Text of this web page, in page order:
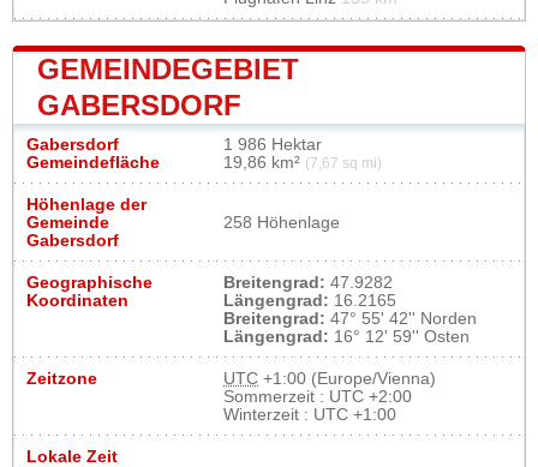
GEMEINDEGEBIET
GABERSDORF
Gabersdorf
Gemeindefläche
1 986 Hektar
19,86 km² (7,67 sq mi)
Höhenlage der
Gemeinde
Gabersdorf
258 Höhenlage
Geographische
Koordinaten
Breitengrad: 47.9282
Längengrad: 16.2165
Breitengrad: 47° 55' 42'' Norden
Längengrad: 16° 12' 59'' Osten
Zeitzone UTC +1:00 (Europe/Vienna)
Sommerzeit : UTC +2:00
Winterzeit : UTC +1:00
Lokale Zeit